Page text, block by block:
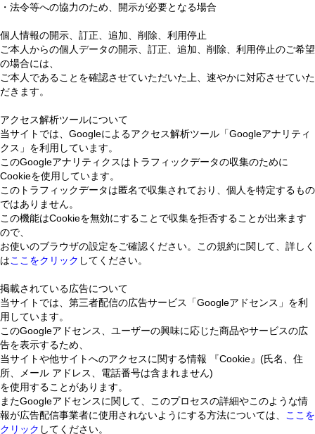
・法令等への協力のため、開示が必要となる場合
個人情報の開示、訂正、追加、削除、利用停止
ご本人からの個人データの開示、訂正、追加、削除、利用停止のご希望
の場合には、
ご本人であることを確認させていただいた上、速やかに対応させていた
だきます。
アクセス解析ツールについて
当サイトでは、Googleによるアクセス解析ツール「Googleアナリティ
クス」を利用しています。
このGoogleアナリティクスはトラフィックデータの収集のために
Cookieを使用しています。
このトラフィックデータは匿名で収集されており、個人を特定するもの
ではありません。
この機能はCookieを無効にすることで収集を拒否することが出来ます
ので、
お使いのブラウザの設定をご確認ください。この規約に関して、詳しく
はここをクリック してください。
掲載されている広告について
当サイトでは、第三者配信の広告サービス「Googleアドセンス」を利
用しています。
このGoogleアドセンス、ユーザーの興味に応じた商品やサービスの広
告を表示するため、
当サイトや他サイトへのアクセスに関する情報 『Cookie』(氏名、住
所、メール アドレス、電話番号は含まれません)
を使用することがあります。
またGoogleアドセンスに関して、このプロセスの詳細やこのような情
報が広告配信事業者に使用されないようにする方法については、 ここを
クリック してください。